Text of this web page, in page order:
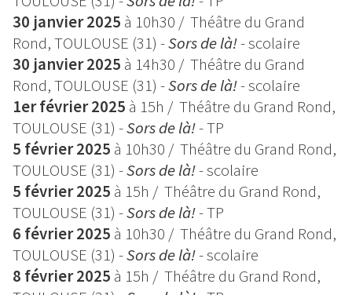
30 janvier 2025 à 10h30 / Théâtre du Grand
Rond, TOULOUSE (31) -Sors de là!-scolaire
30 janvier 2025 à 14h30 / Théâtre du Grand
Rond, TOULOUSE (31) -Sors de là!-scolaire
1er février 2025 à 15h / Théâtre du Grand Rond,
TOULOUSE (31) -Sors de là!-TP
5 février 2025 à 10h30 / Théâtre du Grand Rond,
TOULOUSE (31) -Sors de là!-scolaire
5 février 2025 à 15h / Théâtre du Grand Rond,
TOULOUSE (31) -Sors de là!-TP
6 février 2025 à 10h30 / Théâtre du Grand Rond,
TOULOUSE (31) -Sors de là!-scolaire
8 février 2025 à 15h / Théâtre du Grand Rond,